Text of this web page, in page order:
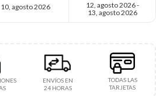
10, agosto 2026
12, agosto 2026 -
13, agosto 2026
ENVÍOS EN
24 HORAS
TODAS LAS
TARJETAS